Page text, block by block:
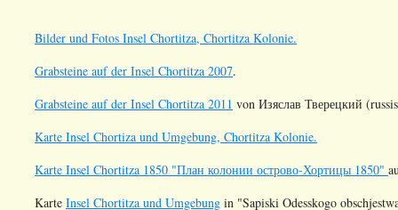
Bilder und Fotos Insel Chortitza, Chortitza Kolonie.
Grabsteine auf der Insel Chortitza 2007.
Grabsteine auf der Insel Chortitza 2011 von Изяслав Тверецкий
Karte Insel Chortiza und Umgebung, Chortitza Kolonie.
Karte Insel Chortitza 1850 "План колонии острово-Хортицы 1850"
Karte Insel Chortitza und Umgebung in "Sapiski Odesskogo